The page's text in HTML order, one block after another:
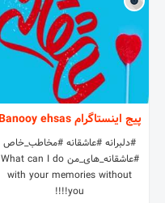
پیج اینستاگرام Banooy ehsas
#دلبرانه #عاشقانه #مخاطب_خاص
#عاشقانه_های_من What can I do
with your memories without
you!!!!